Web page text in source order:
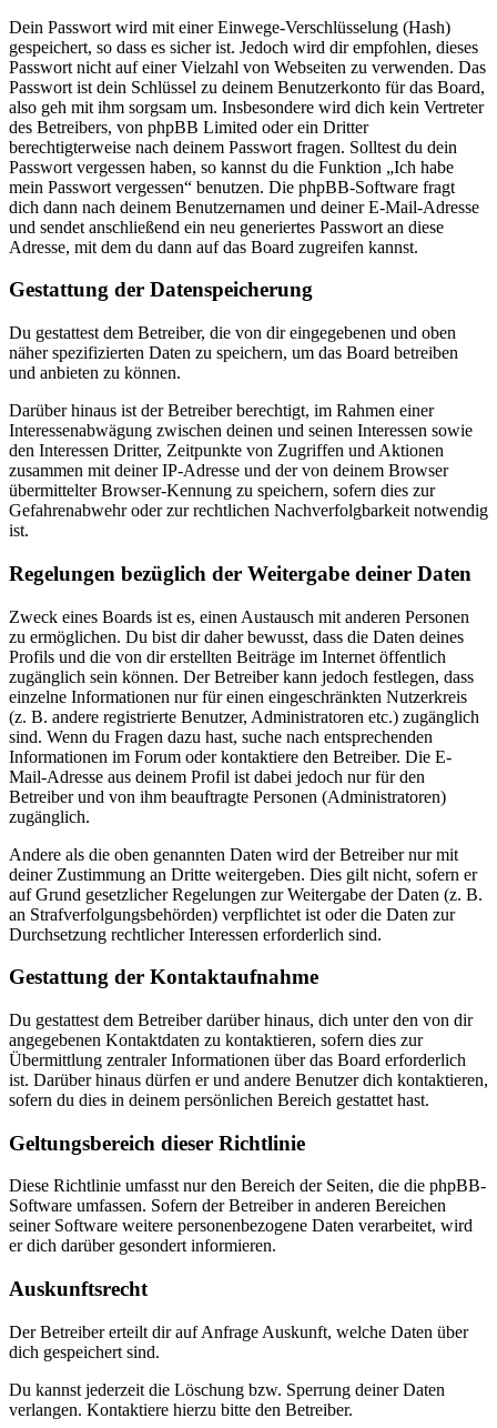
Dein Passwort wird mit einer Einwege-Verschlüsselung (Hash)
gespeichert, so dass es sicher ist. Jedoch wird dir empfohlen, dieses
Passwort nicht auf einer Vielzahl von Webseiten zu verwenden. Das
Passwort ist dein Schlüssel zu deinem Benutzerkonto für das Board,
also geh mit ihm sorgsam um. Insbesondere wird dich kein Vertreter
des Betreibers, von phpBB Limited oder ein Dritter
berechtigterweise nach deinem Passwort fragen. Solltest du dein
Passwort vergessen haben, so kannst du die Funktion „Ich habe
mein Passwort vergessen“ benutzen. Die phpBB-Software fragt
dich dann nach deinem Benutzernamen und deiner E-Mail-Adresse
und sendet anschließend ein neu generiertes Passwort an diese
Adresse, mit dem du dann auf das Board zugreifen kannst.
Gestattung der Datenspeicherung
Du gestattest dem Betreiber, die von dir eingegebenen und oben
näher spezifizierten Daten zu speichern, um das Board betreiben
und anbieten zu können.
Darüber hinaus ist der Betreiber berechtigt, im Rahmen einer
Interessenabwägung zwischen deinen und seinen Interessen sowie
den Interessen Dritter, Zeitpunkte von Zugriffen und Aktionen
zusammen mit deiner IP-Adresse und der von deinem Browser
übermittelter Browser-Kennung zu speichern, sofern dies zur
Gefahrenabwehr oder zur rechtlichen Nachverfolgbarkeit notwendig
ist.
Regelungen bezüglich der Weitergabe deiner Daten
Zweck eines Boards ist es, einen Austausch mit anderen Personen
zu ermöglichen. Du bist dir daher bewusst, dass die Daten deines
Profils und die von dir erstellten Beiträge im Internet öffentlich
zugänglich sein können. Der Betreiber kann jedoch festlegen, dass
einzelne Informationen nur für einen eingeschränkten Nutzerkreis
(z. B. andere registrierte Benutzer, Administratoren etc.) zugänglich
sind. Wenn du Fragen dazu hast, suche nach entsprechenden
Informationen im Forum oder kontaktiere den Betreiber. Die E-
Mail-Adresse aus deinem Profil ist dabei jedoch nur für den
Betreiber und von ihm beauftragte Personen (Administratoren)
zugänglich.
Andere als die oben genannten Daten wird der Betreiber nur mit
deiner Zustimmung an Dritte weitergeben. Dies gilt nicht, sofern er
auf Grund gesetzlicher Regelungen zur Weitergabe der Daten (z. B.
an Strafverfolgungsbehörden) verpflichtet ist oder die Daten zur
Durchsetzung rechtlicher Interessen erforderlich sind.
Gestattung der Kontaktaufnahme
Du gestattest dem Betreiber darüber hinaus, dich unter den von dir
angegebenen Kontaktdaten zu kontaktieren, sofern dies zur
Übermittlung zentraler Informationen über das Board erforderlich
ist. Darüber hinaus dürfen er und andere Benutzer dich kontaktieren,
sofern du dies in deinem persönlichen Bereich gestattet hast.
Geltungsbereich dieser Richtlinie
Diese Richtlinie umfasst nur den Bereich der Seiten, die die phpBB-
Software umfassen. Sofern der Betreiber in anderen Bereichen
seiner Software weitere personenbezogene Daten verarbeitet, wird
er dich darüber gesondert informieren.
Auskunftsrecht
Der Betreiber erteilt dir auf Anfrage Auskunft, welche Daten über
dich gespeichert sind.
Du kannst jederzeit die Löschung bzw. Sperrung deiner Daten
verlangen. Kontaktiere hierzu bitte den Betreiber.